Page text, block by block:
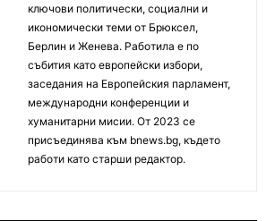
ключови политически, социални и
икономически теми от Брюксел,
Берлин и Женева. Работила е по
събития като европейски избори,
заседания на Европейския парламент,
международни конференции и
хуманитарни мисии. От 2023 се
присъединява към bnews.bg, където
работи като старши редактор.